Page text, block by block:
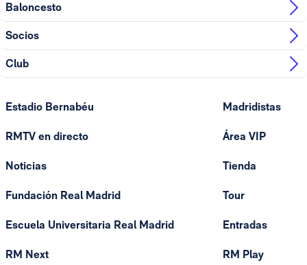
Baloncesto
Socios
Club
Estadio Bernabéu
RMTV en directo
Noticias
Fundación Real Madrid
Escuela Universitaria Real Madrid
RM Next
Madridistas
Área VIP
Tienda
Tour
Entradas
RM Play